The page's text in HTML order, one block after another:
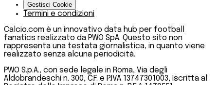
Gestisci Cookie
Termini e condizioni
Calcio.com è un innovativo data hub per football
fanatics realizzato da PWO SpA. Questo sito non
rappresenta una testata giornalistica, in quanto viene
realizzato senza alcuna periodicità.
PWO S.p.A., con sede legale in Roma, Via degli
Aldobrandeschi n. 300, C.F. e P.IVA 13747301003, Iscritta al